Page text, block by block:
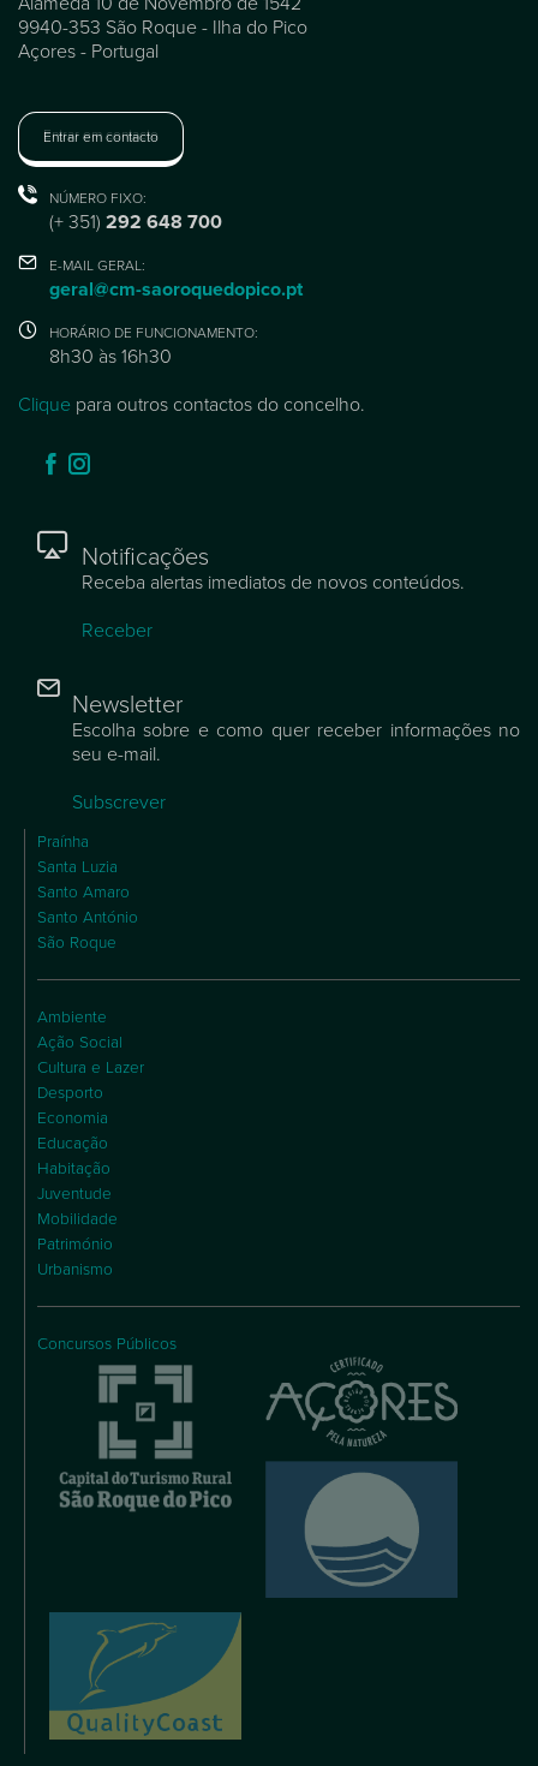
9940-353 São Roque - Ilha do Pico
Açores - Portugal
Entrar em contacto
NÚMERO FIXO:
(+ 351) 292 648 700
E-MAIL GERAL:
geral@cm-saoroquedopico.pt
HORÁRIO DE FUNCIONAMENTO:
8h30 às 16h30
Clique para outros contactos do concelho.
Notificações
Receba alertas imediatos de novos conteúdos.
Receber
Newsletter
Escolha sobre e como quer receber informações no
seu e-mail.
Subscrever
Praínha
Santa Luzia
Santo Amaro
Santo António
São Roque
Ambiente
Ação Social
Cultura e Lazer
Desporto
Economia
Educação
Habitação
Juventude
Mobilidade
Património
Urbanismo
Concursos Públicos